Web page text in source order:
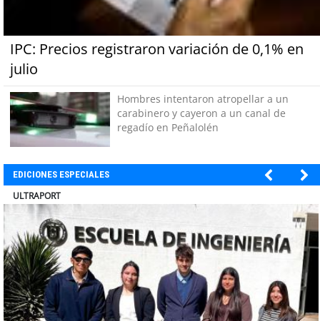
IPC: Precios registraron variación de 0,1% en
julio
Hombres intentaron atropellar a un
carabinero y cayeron a un canal de
regadío en Peñalolén
EDICIONES ESPECIALES
BANCO DE CHILE